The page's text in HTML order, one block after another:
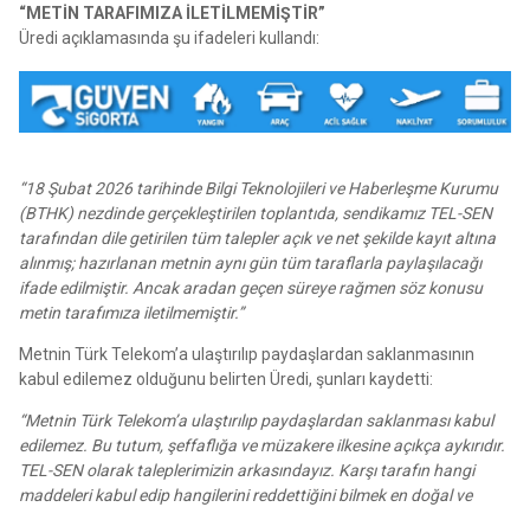
“METİN TARAFIMIZA İLETİLMEMİŞTİR”
Üredi açıklamasında şu ifadeleri kullandı:
“18 Şubat 2026 tarihinde Bilgi Teknolojileri ve Haberleşme Kurumu
(BTHK) nezdinde gerçekleştirilen toplantıda, sendikamız TEL-SEN
tarafından dile getirilen tüm talepler açık ve net şekilde kayıt altına
alınmış; hazırlanan metnin aynı gün tüm taraflarla paylaşılacağı
ifade edilmiştir. Ancak aradan geçen süreye rağmen söz konusu
metin tarafımıza iletilmemiştir.”
Metnin Türk Telekom’a ulaştırılıp paydaşlardan saklanmasının
kabul edilemez olduğunu belirten Üredi, şunları kaydetti:
“Metnin Türk Telekom’a ulaştırılıp paydaşlardan saklanması kabul
edilemez. Bu tutum, şeffaflığa ve müzakere ilkesine açıkça aykırıdır.
TEL-SEN olarak taleplerimizin arkasındayız. Karşı tarafın hangi
maddeleri kabul edip hangilerini reddettiğini bilmek en doğal ve